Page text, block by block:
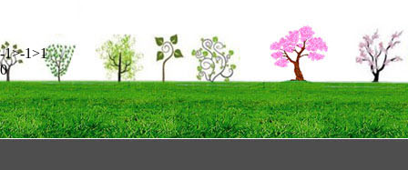
-1>-1>1
0